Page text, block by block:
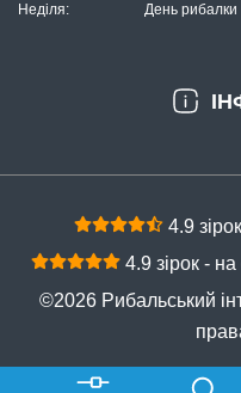
14 грн
Грузило
Неділя: День рибалки
4.9
4.9 зірок -
©2026 Рибальський